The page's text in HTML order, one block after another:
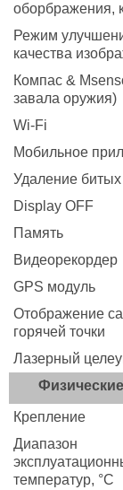
оборбражения,
Режим
качества
Компас &
завала оружия)
Wi-Fi
Мобильное
Удаление битых
Display OFF
Память
Видеорекордер
GPS модуль
Отображение
горячей точки
Лазерный
Крепление
Диапазон
температур, °C